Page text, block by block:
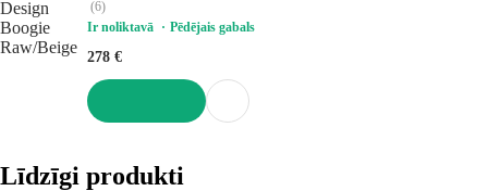
(6)
Ir noliktavā
Pēdējais gabals
278 €
Līdzīgi produkti